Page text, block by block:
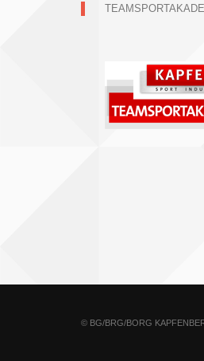
© BG/BRG/BORG